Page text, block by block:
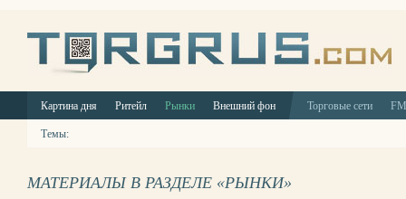
Картина дня Ритейл Рынки Внешний фон Торговые сети
Темы:
МАТЕРИАЛЫ В РАЗДЕЛЕ «РЫНКИ»